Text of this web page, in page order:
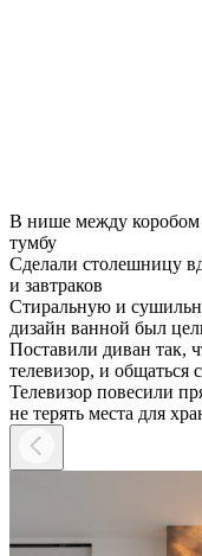
В нише между коробом
тумбу
Сделали столешницу
и завтраков
Стиральную и
дизайн ванной был
Поставили диван так,
телевизор, и общаться
Телевизор повесили
не терять места для